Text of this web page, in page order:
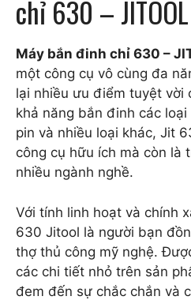
chỉ 630 – JITOOL
Máy bắn đinh chỉ 630 –
một công cụ vô cùng đa
lại nhiều ưu điểm tuyệt vời
khả năng bắn đinh các
pin và nhiều loại khác, Jit
công cụ hữu ích mà còn là
nhiều ngành nghề.
Với tính linh hoạt và chính
630 Jitool là người bạn
thợ thủ công mỹ nghệ.
các chi tiết nhỏ trên sản
đem đến sự chắc chắn và